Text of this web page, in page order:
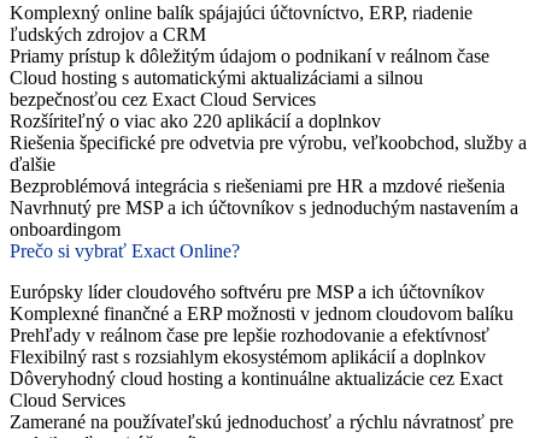
Komplexný online balík spájajúci účtovníctvo, ERP, riadenie
ľudských zdrojov a CRM
Priamy prístup k dôležitým údajom o podnikaní v reálnom čase
Cloud hosting s automatickými aktualizáciami a silnou
bezpečnosťou cez Exact Cloud Services
Rozšíriteľný o viac ako 220 aplikácií a doplnkov
Riešenia špecifické pre odvetvia pre výrobu, veľkoobchod, služby a
ďalšie
Bezproblémová integrácia s riešeniami pre HR a mzdové riešenia
Navrhnutý pre MSP a ich účtovníkov s jednoduchým nastavením a
onboardingom
Prečo si vybrať Exact Online?
Európsky líder cloudového softvéru pre MSP a ich účtovníkov
Komplexné finančné a ERP možnosti v jednom cloudovom balíku
Prehľady v reálnom čase pre lepšie rozhodovanie a efektívnosť
Flexibilný rast s rozsiahlym ekosystémom aplikácií a doplnkov
Dôveryhodný cloud hosting a kontinuálne aktualizácie cez Exact
Cloud Services
Zamerané na používateľskú jednoduchosť a rýchlu návratnosť pre